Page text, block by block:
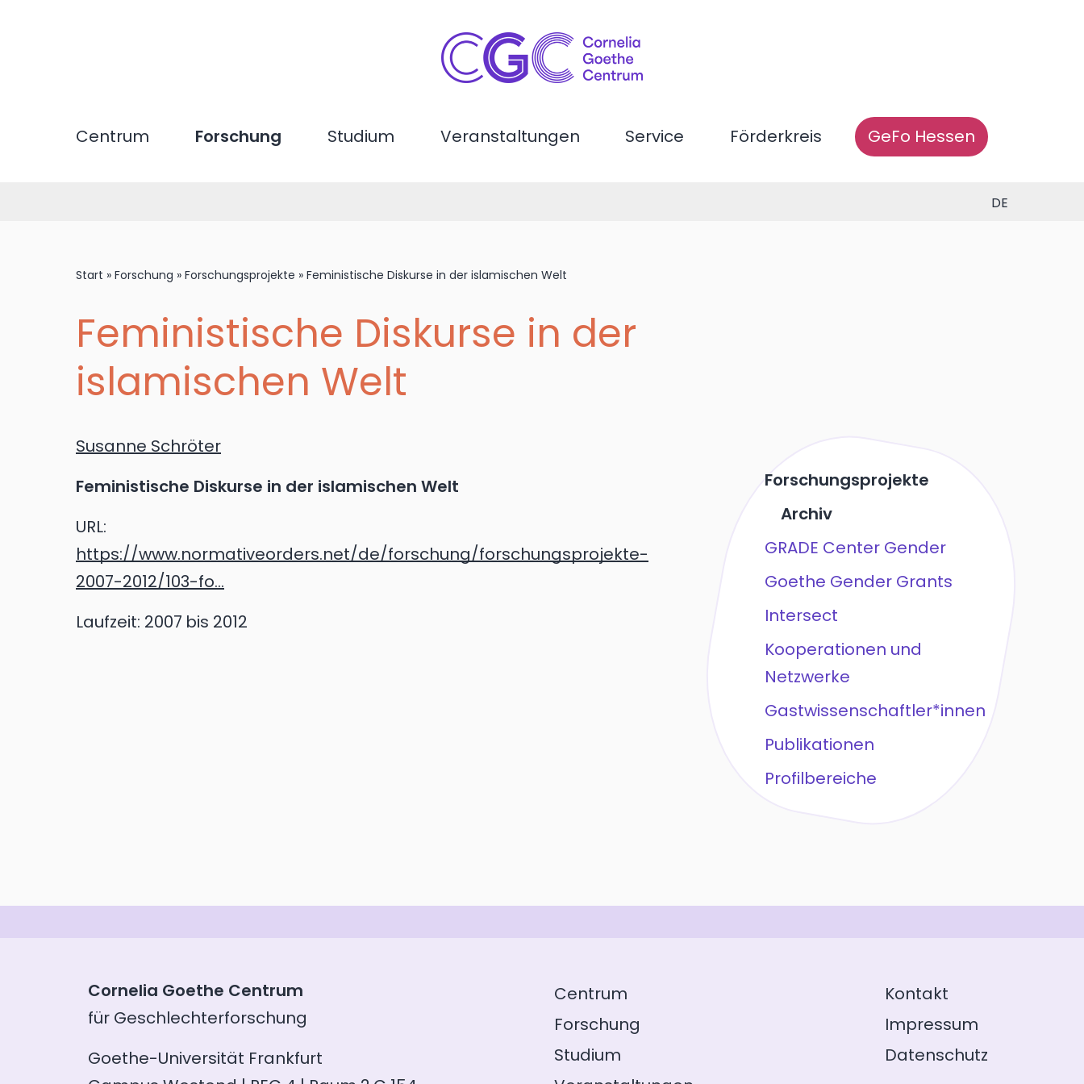
Centrum Forschung Studium Veranstaltungen Service Förderkreis GeFo Hessen
DE
Start » Forschung » Forschungsprojekte » Feministische Diskurse in der islamischen Welt
Feministische Diskurse in der
islamischen Welt
Susanne Schröter
Feministische Diskurse in der islamischen Welt
URL:
https://www.normativeorders.net/de/forschung/forschungsprojekte-
2007-2012/103-fo...
Laufzeit: 2007 bis 2012
Forschungsprojekte
Archiv
GRADE Center Gender
Goethe Gender Grants
Intersect
Kooperationen und
Netzwerke
Gastwissenschaftler*innen
Publikationen
Profilbereiche
Cornelia Goethe Centrum
für Geschlechterforschung
Goethe-Universität Frankfurt
Centrum
Forschung
Studium
Kontakt
Impressum
Datenschutz